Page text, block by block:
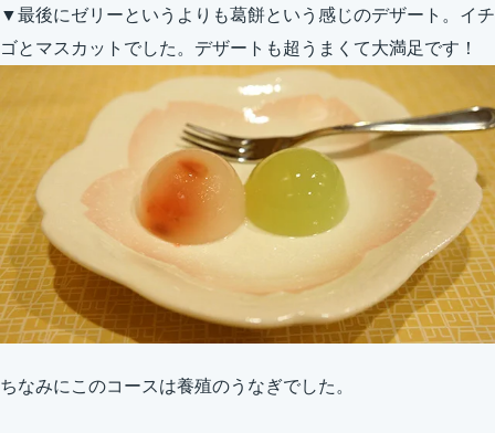
▼最後にゼリーというよりも葛餅という感じのデザート。イチ
ゴとマスカットでした。デザートも超うまくて大満足です！
ちなみにこのコースは養殖のうなぎでした。